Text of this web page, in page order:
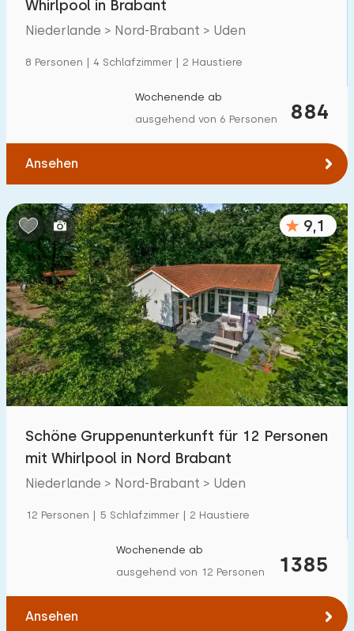
Whirlpool in Brabant
Niederlande > Nord-Brabant > Uden
8 Personen | 4 Schlafzimmer | 2 Haustiere
884
Wochenende ab
ausgehend von 6 Personen
Ansehen
9,1
Schöne Gruppenunterkunft für 12 Personen
mit Whirlpool in Nord Brabant
Niederlande > Nord-Brabant > Uden
12 Personen | 5 Schlafzimmer | 2 Haustiere
1385
Wochenende ab
ausgehend von 12 Personen
Ansehen